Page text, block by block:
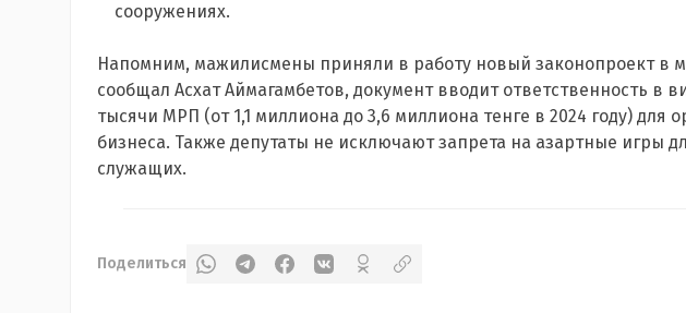
сооружениях.
Напомним, мажилисмены приняли в работу новый законопроект в
сообщал Асхат Аймагамбетов, документ вводит ответственность в
тысячи МРП (от 1,1 миллиона до 3,6 миллиона тенге в 2024 году) для
бизнеса. Также депутаты не исключают запрета на азартные игры
служащих.
Поделиться